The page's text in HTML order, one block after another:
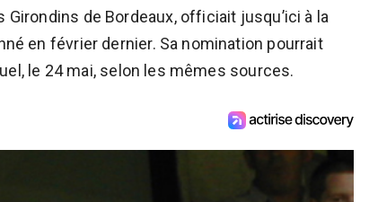
de Bordeaux, officiait jusqu’ici à la
en février dernier. Sa nomination pourrait
le 24 mai, selon les mêmes sources.